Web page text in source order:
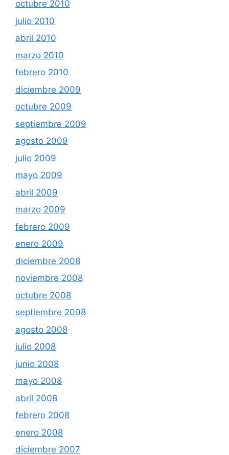
octubre 2010
julio 2010
abril 2010
marzo 2010
febrero 2010
diciembre 2009
octubre 2009
septiembre 2009
agosto 2009
julio 2009
mayo 2009
abril 2009
marzo 2009
febrero 2009
enero 2009
diciembre 2008
noviembre 2008
octubre 2008
septiembre 2008
agosto 2008
julio 2008
junio 2008
mayo 2008
abril 2008
febrero 2008
enero 2008
diciembre 2007